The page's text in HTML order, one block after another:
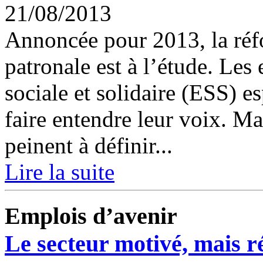
21/08/2013
Annoncée pour 2013, la
patronale est à l’étude.
sociale et solidaire (ESS)
faire entendre leur voix.
peinent à définir...
Lire la suite
Emplois d’avenir
Le secteur motivé, mais